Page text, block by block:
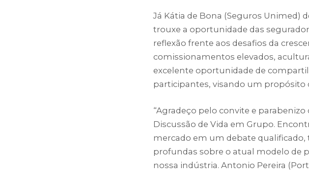
Já Kátia de Bona (Seguros Unimed)
trouxe a oportunidade das
reflexão frente aos desafios da
comissionamentos elevados,
excelente oportunidade de
participantes, visando um propósito
“Agradeço pelo convite e
Discussão de Vida em Grupo.
mercado em um debate qualificado,
profundas sobre o atual modelo de
nossa indústria. Antonio Pereira